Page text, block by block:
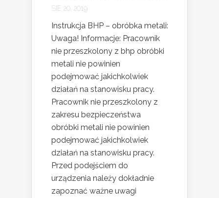
SIE 20, 2019
Instrukcja BHP – obróbka metali:
Uwaga! Informacje: Pracownik
nie przeszkolony z bhp obróbki
metali nie powinien
podejmować jakichkolwiek
działań na stanowisku pracy.
Pracownik nie przeszkolony z
zakresu bezpieczeństwa
obróbki metali nie powinien
podejmować jakichkolwiek
działań na stanowisku pracy.
Przed podejściem do
urządzenia należy dokładnie
zapoznać ważne uwagi